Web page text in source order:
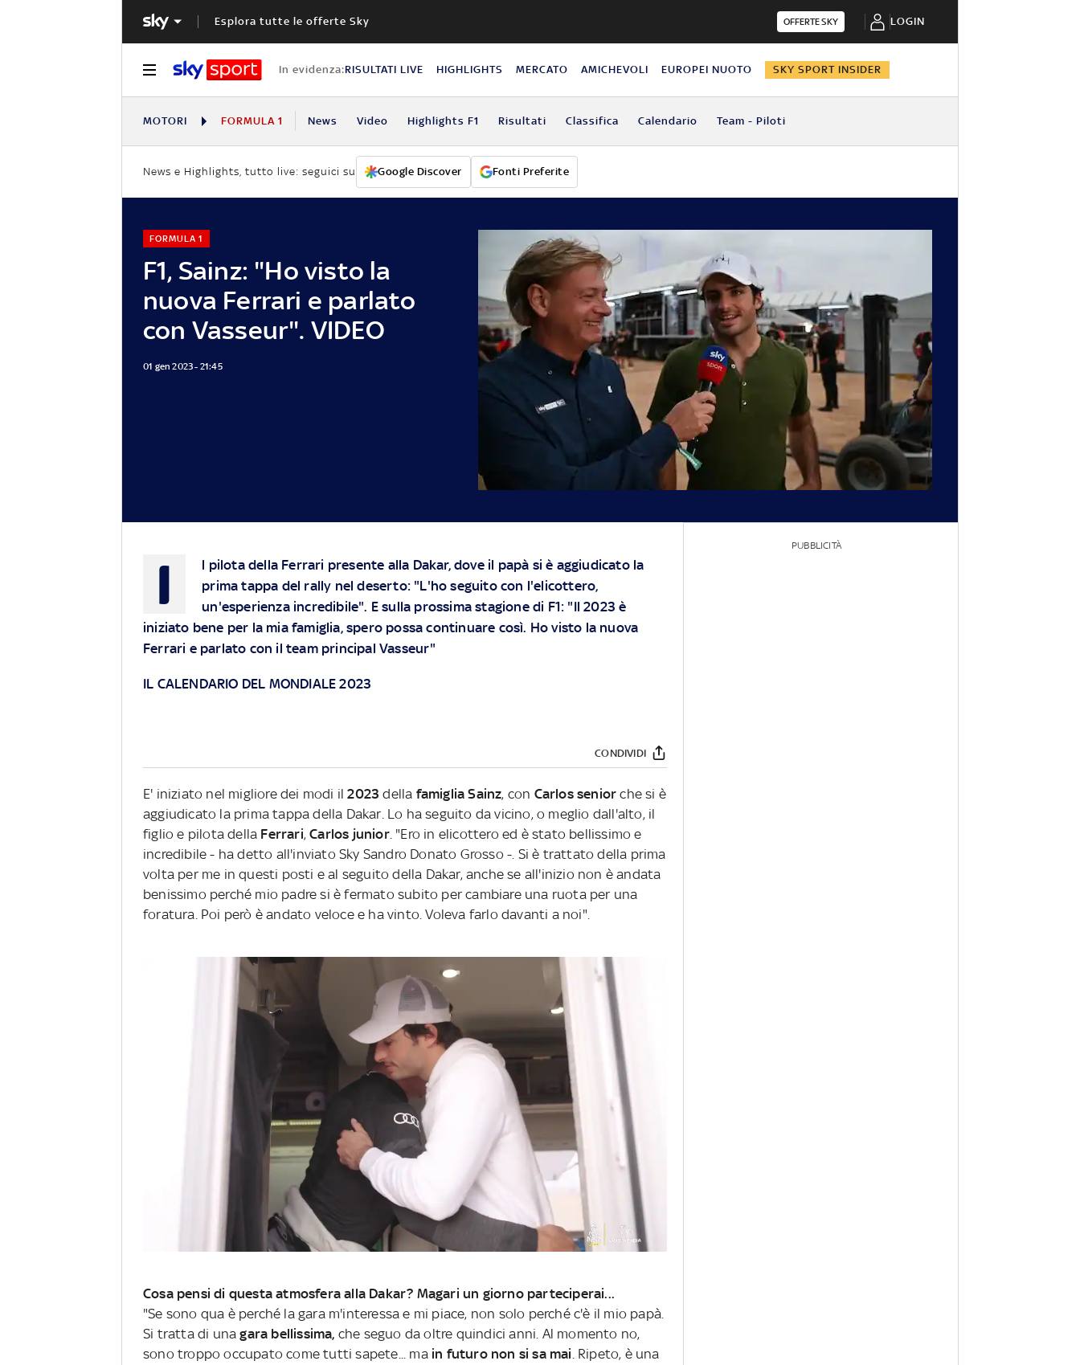
Esplora tutte le offerte Sky OFFERTE SKY LOGIN
In evidenza:RISULTATI LIVE HIGHLIGHTS MERCATO AMICHEVOLI EUROPEI NUOTO SKY SPORT INSIDER
MOTORI FORMULA 1 News Video Highlights F1 Risultati Classifica Calendario Team - Piloti
News e Highlights, tutto live: seguici su Google Discover Fonti Preferite
F1, Sainz: "Ho visto la
nuova Ferrari e parlato
con Vasseur". VIDEO
FORMULA 1
01 gen 2023 - 21:45
I
l pilota della Ferrari presente alla Dakar, dove il papà si è aggiudicato la
prima tappa del rally nel deserto: "L'ho seguito con l'elicottero,
un'esperienza incredibile". E sulla prossima stagione di F1: "Il 2023 è
iniziato bene per la mia famiglia, spero possa continuare così. Ho visto la nuova
Ferrari e parlato con il team principal Vasseur"
IL CALENDARIO DEL MONDIALE 2023
CONDIVIDI
E' iniziato nel migliore dei modi il2023della famiglia Sainz, con Carlos seniorche si è
aggiudicato la prima tappa della Dakar. Lo ha seguito da vicino, o meglio dall'alto, il
figlio e pilota della Ferrari,Carlos junior. "Ero in elicottero ed è stato bellissimo e
incredibile - ha detto all'inviato Sky Sandro Donato Grosso -. Si è trattato della prima
volta per me in questi posti e al seguito della Dakar, anche se all'inizio non è andata
benissimo perché mio padre si è fermato subito per cambiare una ruota per una
foratura. Poi però è andato veloce e ha vinto. Voleva farlo davanti a noi".
Cosa pensi di questa atmosfera alla Dakar? Magari un giorno parteciperai...
"Se sono qua è perché la gara m'interessa e mi piace, non solo perché c'è il mio papà.
Si tratta di una gara bellissima, che seguo da oltre quindici anni. Al momento no,
sono troppo occupato come tutti sapete... ma in futuro non si sa mai . Ripeto, è una
PUBBLICITÀ